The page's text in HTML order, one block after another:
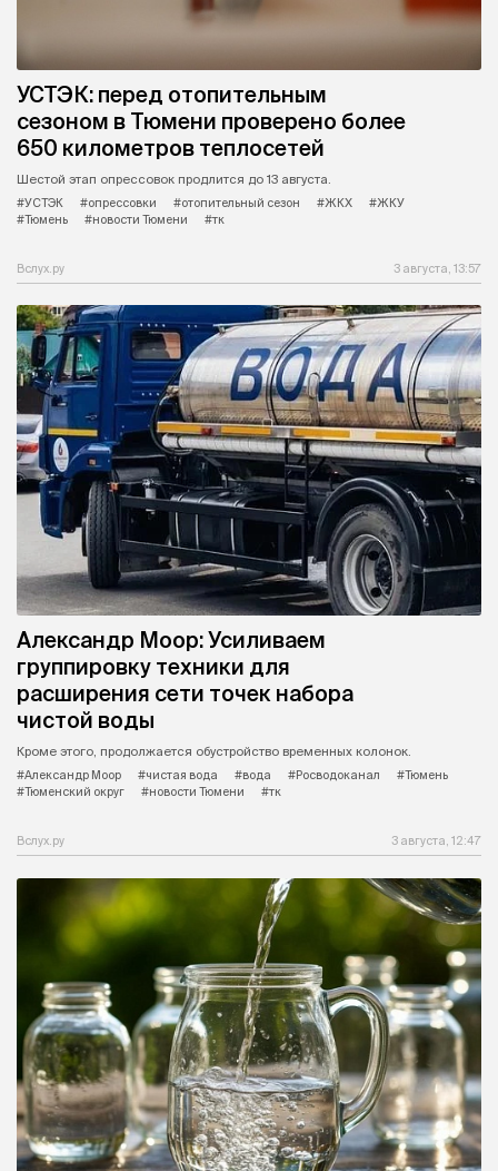
УСТЭК: перед отопительным
сезоном в Тюмени проверено более
650 километров теплосетей
Шестой этап опрессовок продлится до 13 августа.
#УСТЭК
#опрессовки #отопительный сезон #ЖКХ
#ЖКУ
#Тюмень
#новости Тюмени #тк
Вслух.ру 3 августа, 13:57
Александр Моор: Усиливаем
группировку техники для
расширения сети точек набора
чистой воды
Кроме этого, продолжается обустройство временных колонок.
#Александр Моор
#чистая вода #вода #Росводоканал
#Тюмень
#Тюменский округ
#новости Тюмени #тк
Вслух.ру 3 августа, 12:47